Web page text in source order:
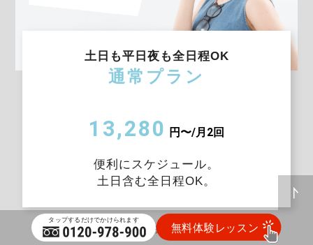
土日も平日夜も全日程OK
通常プラン
13,280 円〜/月2回
便利にスケジュール。
土日含む全日程OK。
※ 個人レッスン：月2回✕55分 / 入会金：17,000円